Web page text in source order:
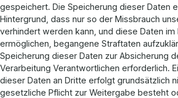
gespeichert. Die Speicherung dieser Daten
Hintergrund, dass nur so der Missbrauch
verhindert werden kann, und diese Daten im
ermöglichen, begangene Straftaten
Speicherung dieser Daten zur Absicherung
Verarbeitung Verantwortlichen erforderlich.
dieser Daten an Dritte erfolgt grundsätzlich
gesetzliche Pflicht zur Weitergabe besteht